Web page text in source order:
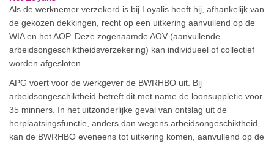
Als de werknemer verzekerd is bij Loyalis heeft hij, afhankelijk van
de gekozen dekkingen, recht op een uitkering aanvullend op de
WIA en het AOP. Deze zogenaamde AOV (aanvullende
arbeidsongeschiktheidsverzekering) kan individueel of collectief
worden afgesloten.
APG voert voor de werkgever de BWRHBO uit. Bij
arbeidsongeschiktheid betreft dit met name de loonsuppletie voor
35 minners. In het uitzonderlijke geval van ontslag uit de
herplaatsingsfunctie, anders dan wegens arbeidsongeschiktheid,
kan de BWRHBO eveneens tot uitkering komen, aanvullend op de